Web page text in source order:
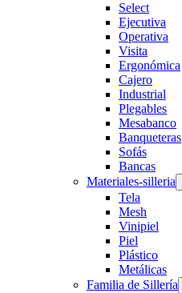
Select
Ejecutiva
Operativa
Visita
Ergonómica
Cajero
Industrial
Plegables
Mesabanco
Banqueteras
Sofás
Bancas
Materiales-silleria
Tela
Mesh
Vinipiel
Piel
Plástico
Metálicas
Familia de Sillería